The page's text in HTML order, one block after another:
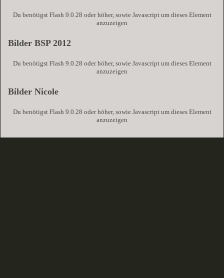
Du benötigst Flash 9.0.28 oder höher, sowie Javascript um dieses Element
anzuzeigen
Bilder BSP 2012
Du benötigst Flash 9.0.28 oder höher, sowie Javascript um dieses Element
anzuzeigen
Bilder Nicole
Du benötigst Flash 9.0.28 oder höher, sowie Javascript um dieses Element
anzuzeigen